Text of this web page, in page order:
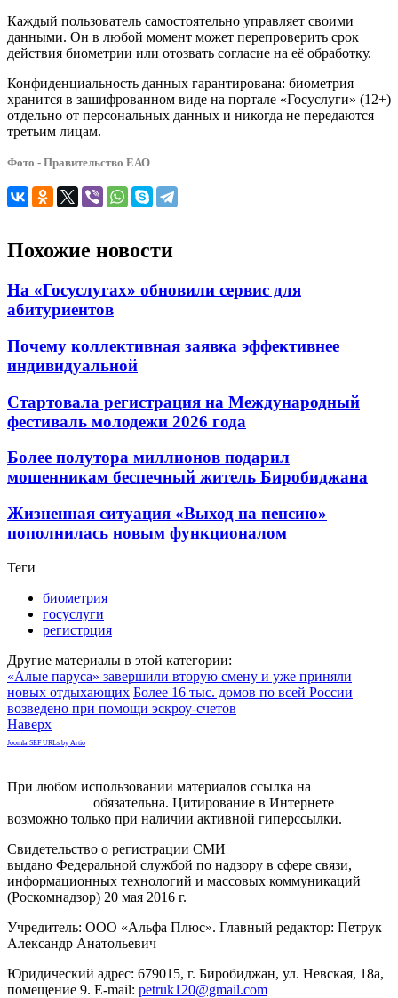
Каждый пользователь самостоятельно управляет своими
данными. Он в любой момент может перепроверить срок
действия биометрии или отозвать согласие на её обработку.
Конфиденциальность данных гарантирована: биометрия
хранится в зашифрованном виде на портале «Госуслуги» (12+)
отдельно от персональных данных и никогда не передаются
третьим лицам.
Фото - Правительство ЕАО
Похожие новости
На «Госуслугах» обновили сервис для
абитуриентов
Почему коллективная заявка эффективнее
индивидуальной
Стартовала регистрация на Международный
фестиваль молодежи 2026 года
Более полутора миллионов подарил
мошенникам беспечный житель Биробиджана
Жизненная ситуация «Выход на пенсию»
пополнилась новым функционалом
Теги
биометрия
госуслуги
регистрция
Другие материалы в этой категории:
«Алые паруса» завершили вторую смену и уже приняли
новых отдыхающих Более 16 тыс. домов по всей России
возведено при помощи эскроу-счетов
Наверх
Joomla SEF URLs by Artio
При любом использовании материалов ссылка на
обязательна. Цитирование в Интернете
возможно только при наличии активной гиперссылки.
Свидетельство о регистрации СМИ
выдано Федеральной службой по надзору в сфере связи,
информационных технологий и массовых коммуникаций
(Роскомнадзор) 20 мая 2016 г.
Учредитель: ООО «Альфа Плюс». Главный редактор: Петрук
Александр Анатольевич
Юридический адрес: 679015, г. Биробиджан, ул. Невская, 18а,
помещение 9. E-mail: petruk120@gmail.com